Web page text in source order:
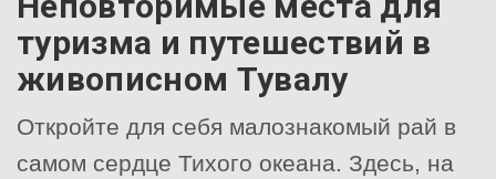
туризма и путешествий в
живописном Тувалу
Откройте для себя малознакомый рай в
самом сердце Тихого океана. Здесь, на